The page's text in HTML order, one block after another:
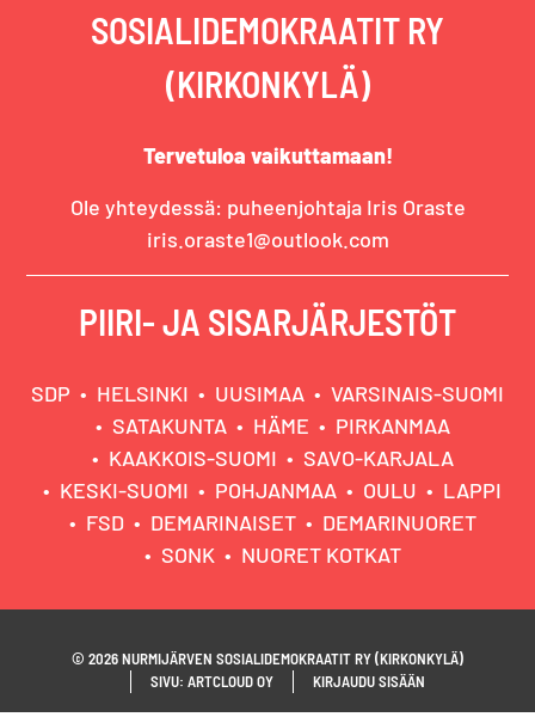
SOSIALIDEMOKRAATIT RY
(KIRKONKYLÄ)
Tervetuloa vaikuttamaan!
Ole yhteydessä: puheenjohtaja Iris Oraste
iris.oraste1@outlook.com
PIIRI- JA SISARJÄRJESTÖT
SDP HELSINKI UUSIMAA
VARSINAIS-SUOMI
SATAKUNTA
HÄME
PIRKANMAA
KAAKKOIS-SUOMI
SAVO-KARJALA
KESKI-SUOMI
POHJANMAA OULU
LAPPI
FSD
DEMARINAISET
DEMARINUORET
SONK
NUORET KOTKAT
© 2026 NURMIJÄRVEN SOSIALIDEMOKRAATIT RY (KIRKONKYLÄ)
SIVU: ARTCLOUD OY
KIRJAUDU SISÄÄN